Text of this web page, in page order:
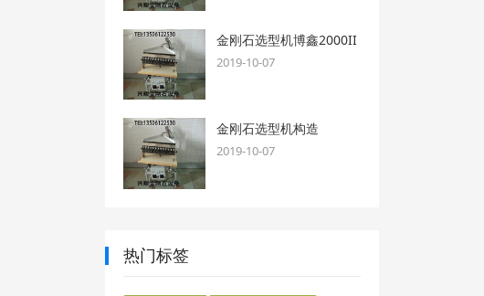
金刚石选型机博鑫2000II
2019-10-07
金刚石选型机构造
2019-10-07
热门标签